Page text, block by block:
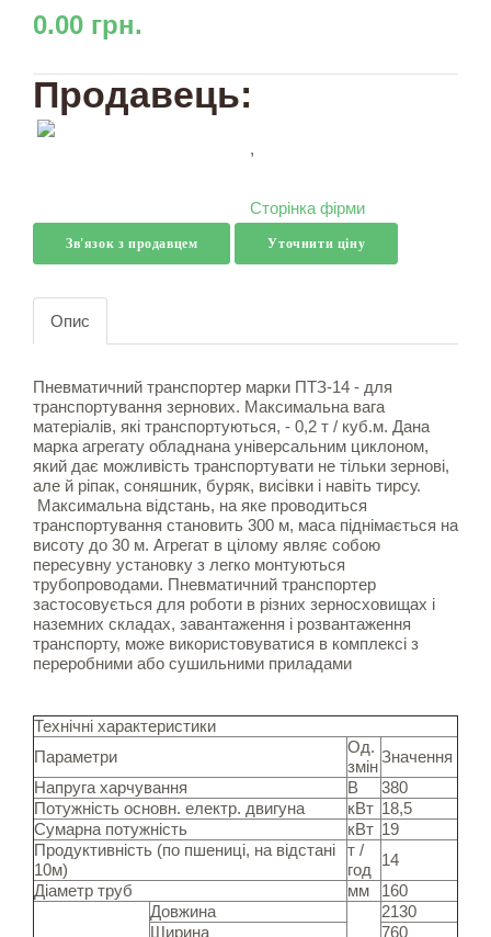
0.00 грн.
Продавець:
,
Сторінка фірми
Зв'язок з продавцем Уточнити ціну
Опис
Пневматичний транспортер марки ПТЗ-14 - для
транспортування зернових. Максимальна вага
матеріалів, які транспортуються, - 0,2 т / куб.м. Дана
марка агрегату обладнана універсальним циклоном,
який дає можливість транспортувати не тільки зернові,
але й ріпак, соняшник, буряк, висівки і навіть тирсу.
Максимальна відстань, на яке проводиться
транспортування становить 300 м, маса піднімається на
висоту до 30 м. Агрегат в цілому являє собою
пересувну установку з легко монтуються
трубопроводами. Пневматичний транспортер
застосовується для роботи в різних зерносховищах і
наземних складах, завантаження і розвантаження
транспорту, може використовуватися в комплексі з
переробними або сушильними приладами
Технічні характеристики
Параметри
Од.
змін
Значення
Напруга харчування
В
380
Потужність основн. електр. двигуна
кВт 18,5
Сумарна потужність
кВт 19
Продуктивність (по пшениці, на відстані
10м)
т /
год
14
Діаметр труб
мм 160
Довжина
2130
Ширина
760